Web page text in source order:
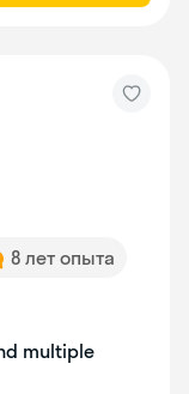
8 лет опыта
multiple